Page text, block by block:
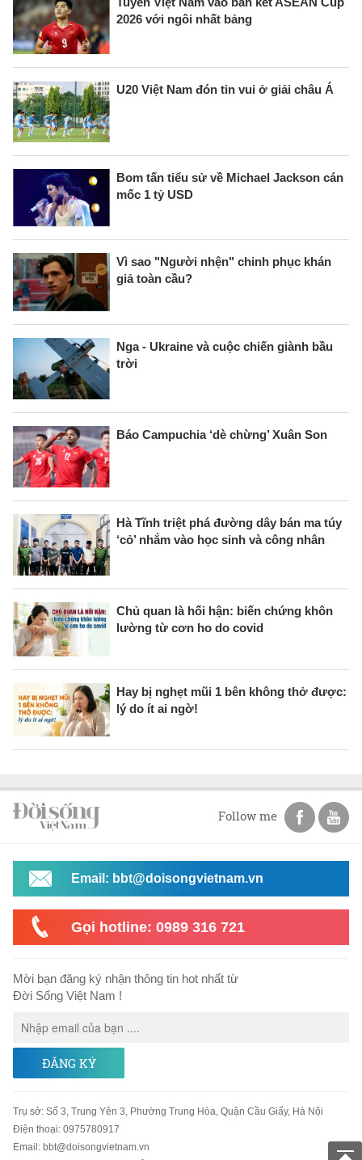
2026 với ngôi nhất bảng
U20 Việt Nam đón tin vui ở giải châu Á
Bom tấn tiểu sử về Michael Jackson cán
mốc 1 tỷ USD
Vì sao "Người nhện" chinh phục khán
giả toàn cầu?
Nga - Ukraine và cuộc chiến giành bầu
trời
Báo Campuchia ‘dè chừng’ Xuân Son
Hà Tĩnh triệt phá đường dây bán ma túy
‘cỏ’ nhắm vào học sinh và công nhân
Chủ quan là hối hận: biến chứng khôn
lường từ cơn ho do covid
Hay bị nghẹt mũi 1 bên không thở được:
lý do ít ai ngờ!
Follow me
Email: bbt@doisongvietnam.vn
Gọi hotline: 0989 316 721
Mời bạn đăng ký nhận thông tin hot nhất từ
Đời Sống Việt Nam !
ĐĂNG KÝ
Trụ sở: Số 3, Trung Yên 3, Phường Trung Hòa, Quận Cầu Giấy, Hà Nội
Điện thoại: 0975780917
Email : bbt@doisongvietnam.vn